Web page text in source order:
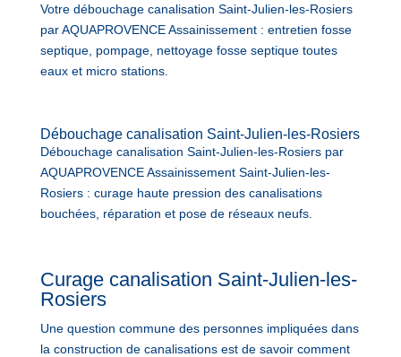
Votre débouchage canalisation Saint-Julien-les-Rosiers
par AQUAPROVENCE Assainissement : entretien fosse
septique, pompage, nettoyage fosse septique toutes
eaux et micro stations.
Débouchage canalisation Saint-Julien-les-Rosiers
Débouchage canalisation Saint-Julien-les-Rosiers par
AQUAPROVENCE Assainissement Saint-Julien-les-
Rosiers : curage haute pression des canalisations
bouchées, réparation et pose de réseaux neufs.
Curage canalisation Saint-Julien-les-
Rosiers
Une question commune des personnes impliquées dans
la construction de canalisations est de savoir comment